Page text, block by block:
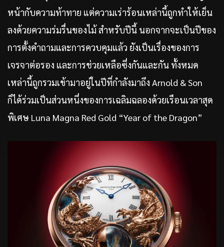
หน้ากับความท้าทาย แต่ความเร่าร้อนเหล่านี้ถูกทำให้เย็น
ลงด้วยความร่มรื่นของไม้ สำหรับปีนี้ นอกจากจะเป็นปีของ
การตั้งคำถามและการควบคุมแล้ว ยังเป็นเรื่องของการ
เจรจาต่อรอง และการช่วยเหลือซึ่งกันและกัน ทั้งหมด
เหล่านี้ถูกรวมเข้ามาอยู่ในปีที่กำลังมาถึง Arnold & Son
ก็ได้ร่วมเป็นส่วนหนึ่งของการเฉลิมฉลองด้วยเรือนเวลาสุด
พิเศษ Luna Magna Red Gold “Year of the Dragon”